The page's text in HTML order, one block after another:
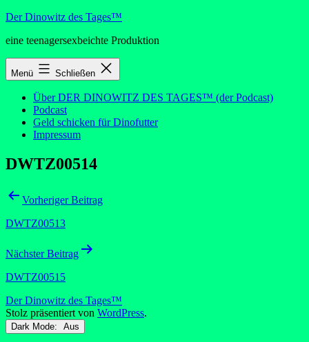
Zum
springen
Der Dinowitz des Tages™
eine teenagersexbeichte Produktion
Menü Schließen
Über DER DINOWITZ DES TAGES™ (der Podcast)
Podcast
Geld schicken für Dinofutter
Impressum
DWTZ00514
Beitragsnavigation
Vorheriger Beitrag
DWTZ00513
Nächster Beitrag
DWTZ00515
Der Dinowitz des Tages™
Stolz präsentiert von WordPress.
Dark Mode: